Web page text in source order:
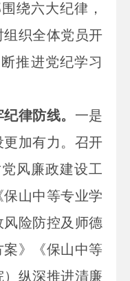
绕六大纪律，
织全体党员开
推进党纪学习
律防线。 一是
加有力。召开
风廉政建设工
山中等专业学
险防控及师德
》《保山中等
纵深推进清廉